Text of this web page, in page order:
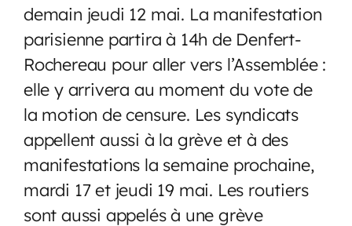
demain jeudi 12 mai. La manifestation
parisienne partira à 14h de Denfert-
Rochereau pour aller vers l’Assemblée :
elle y arrivera au moment du vote de
la motion de censure. Les syndicats
appellent aussi à la grève et à des
manifestations la semaine prochaine,
mardi 17 et jeudi 19 mai. Les routiers
sont aussi appelés à une grève